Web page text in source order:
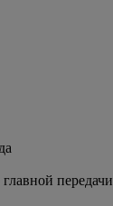
передачи